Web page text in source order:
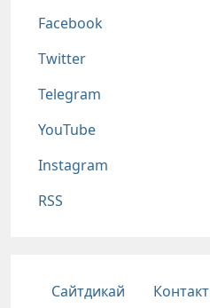
Соц сети
Facebook
Twitter
Telegram
YouTube
Instagram
RSS
Подвал
Сайтдикай Контакт